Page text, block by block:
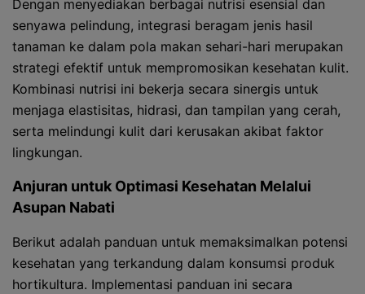
Dengan menyediakan berbagai nutrisi esensial dan
senyawa pelindung, integrasi beragam jenis hasil
tanaman ke dalam pola makan sehari-hari merupakan
strategi efektif untuk mempromosikan kesehatan kulit.
Kombinasi nutrisi ini bekerja secara sinergis untuk
menjaga elastisitas, hidrasi, dan tampilan yang cerah,
serta melindungi kulit dari kerusakan akibat faktor
lingkungan.
Anjuran untuk Optimasi Kesehatan Melalui
Asupan Nabati
Berikut adalah panduan untuk memaksimalkan potensi
kesehatan yang terkandung dalam konsumsi produk
hortikultura. Implementasi panduan ini secara